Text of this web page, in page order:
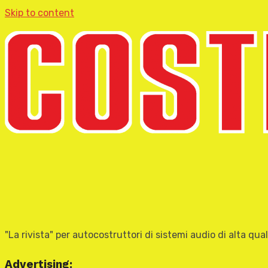
Skip to content
"La rivista" per autocostruttori di sistemi audio di alta
Advertising: